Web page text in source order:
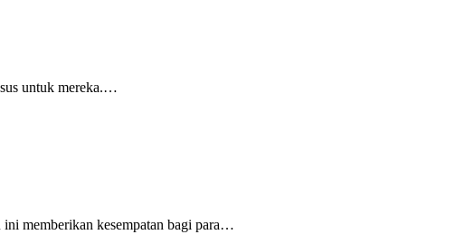
untuk mereka.…
ini memberikan kesempatan bagi para…